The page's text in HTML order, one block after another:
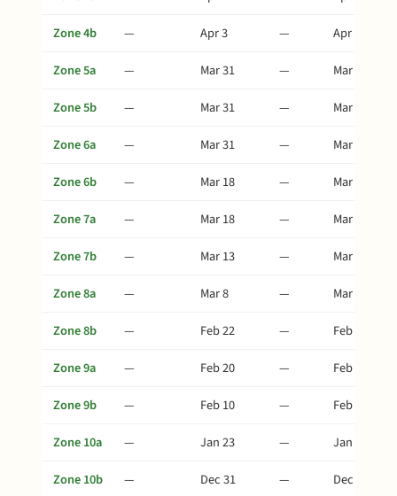
Zone 4b
— Apr 3 —
Apr 3
Zone 5a
— Mar 31 —
Mar 31
Zone 5b
— Mar 31 —
Mar 31
Zone 6a
— Mar 31 —
Mar 31
Zone 6b
— Mar 18 —
Mar 18
Zone 7a
— Mar 18 —
Mar 18
Zone 7b
— Mar 13 —
Mar 13
Zone 8a
— Mar 8 —
Mar 8
Zone 8b
— Feb 22 —
Feb 22
Zone 9a
— Feb 20 —
Feb 20
Zone 9b
— Feb 10 —
Feb 10
Zone 10a
— Jan 23 —
Jan 23
Zone 10b
— Dec 31 — Dec 31